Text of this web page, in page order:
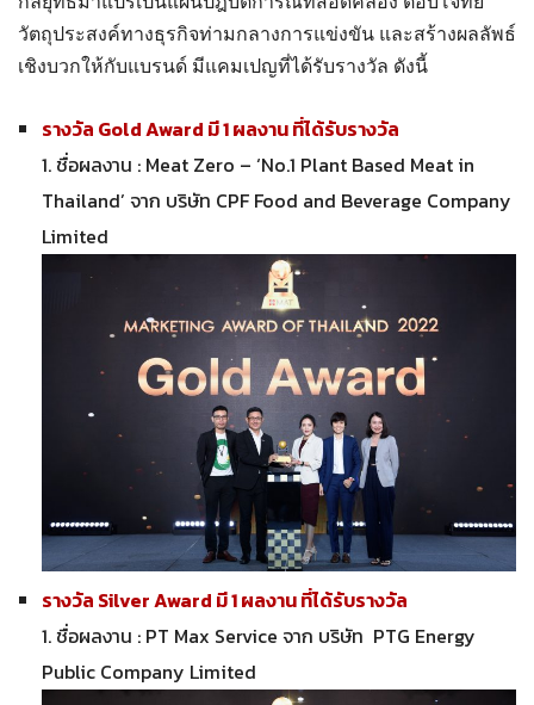
วัตถุประสงค์ทางธุรกิจท่ามกลางการแข่งขัน และสร้างผลลัพธ์
เชิงบวกให้กับแบรนด์ มีแคมเปญที่ได้รับรางวัล ดังนี้
รางวัล Gold Award มี 1 ผลงาน ที่ได้รับรางวัล
1. ชื่อผลงาน : Meat Zero – ‘No.1 Plant Based Meat in
Thailand’ จาก บริษัท CPF Food and Beverage Company
Limited
รางวัล Silver Award มี 1 ผลงาน ที่ได้รับรางวัล
1. ชื่อผลงาน : PT Max Service จาก บริษัท PTG Energy
Public Company Limited